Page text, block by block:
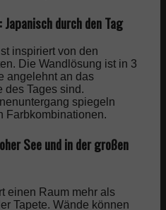
durch den Tag
inspiriert von den
Die Wandlösung ist in 3
angelehnt an das
des Tages sind.
spiegeln
Farbkombinationen.
See und in der großen
einen Raum mehr als
Tapete. Wände können